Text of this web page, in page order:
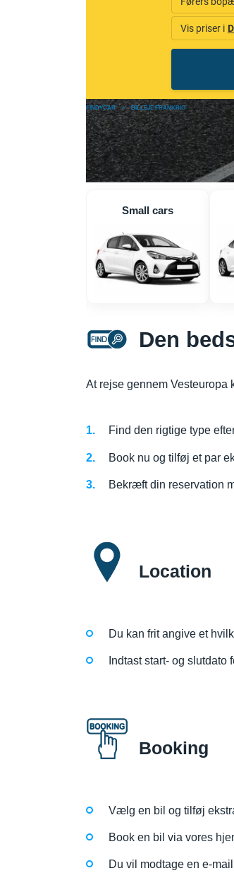
FINDYCAR » BILLEJE FRANKRIG
Small cars
Den
At rejse gennem Vesteuropa
Find den rigtige type
Book nu og tilføj et par
Bekræft din reservation
Location
Du kan frit angive et
Indtast start- og
Booking
Vælg en bil og tilføj
Book en bil via vores
Du vil modtage en e-